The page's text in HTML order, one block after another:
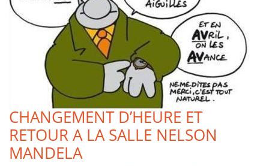
CHANGEMENT D’HEURE ET
RETOUR A LA SALLE NELSON
MANDELA